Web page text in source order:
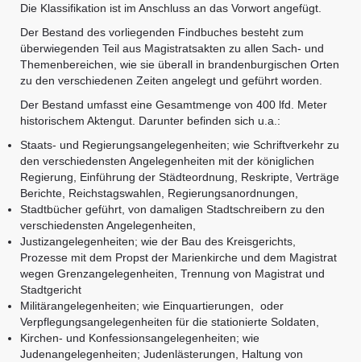
Die Klassifikation ist im Anschluss an das Vorwort angefügt.
Der Bestand des vorliegenden Findbuches besteht zum
überwiegenden Teil aus Magistratsakten zu allen Sach- und
Themenbereichen, wie sie überall in brandenburgischen Orten
zu den verschiedenen Zeiten angelegt und geführt worden.
Der Bestand umfasst eine Gesamtmenge von 400 lfd. Meter
historischem Aktengut. Darunter befinden sich u.a.:
Staats- und Regierungsangelegenheiten; wie Schriftverkehr zu
den verschiedensten Angelegenheiten mit der königlichen
Regierung, Einführung der Städteordnung, Reskripte, Verträge
Berichte, Reichstagswahlen, Regierungsanordnungen,
Stadtbücher geführt, von damaligen Stadtschreibern zu den
verschiedensten Angelegenheiten,
Justizangelegenheiten; wie der Bau des Kreisgerichts,
Prozesse mit dem Propst der Marienkirche und dem Magistrat
wegen Grenzangelegenheiten, Trennung von Magistrat und
Stadtgericht
Militärangelegenheiten; wie Einquartierungen, oder
Verpflegungsangelegenheiten für die stationierte Soldaten,
Kirchen- und Konfessionsangelegenheiten; wie
Judenangelegenheiten; Judenlästerungen, Haltung von